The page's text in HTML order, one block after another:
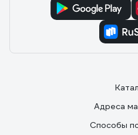
Адреса
Способы